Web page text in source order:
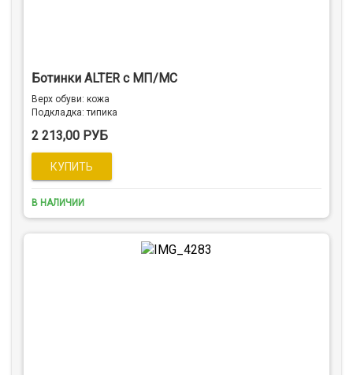
Ботинки ALTER с МП/МС
Верх обуви: кожа
Подкладка: типика
2 213,00 РУБ
В НАЛИЧИИ